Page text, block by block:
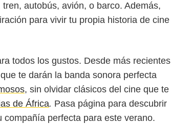
autobús, avión, o barco. Además,
para vivir tu propia historia de cine
todos los gustos. Desde más recientes
te darán la banda sonora perfecta
, sin olvidar clásicos del cine que te
de África. Pasa página para descubrir
compañía perfecta para este verano.